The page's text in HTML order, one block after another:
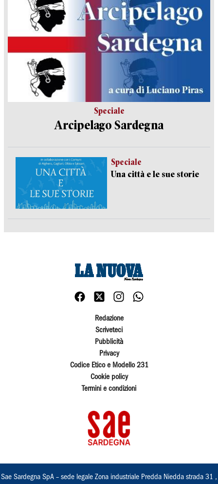
Speciale
Arcipelago Sardegna
Speciale
Una città e le sue storie
Redazione
Scriveteci
Pubblicità
Privacy
Codice Etico e Modello 231
Cookie policy
Termini e condizioni
Sae Sardegna SpA – sede legale Zona industriale Predda Niedda strada 31 ,